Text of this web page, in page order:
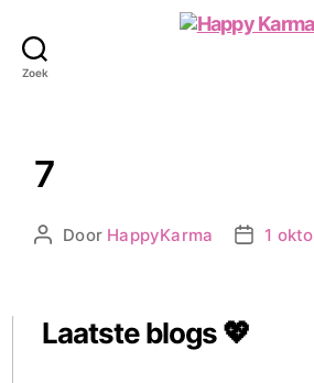
Zoek
7
Berichtauteur
Door HappyKarma 1
Laatste blogs 💖